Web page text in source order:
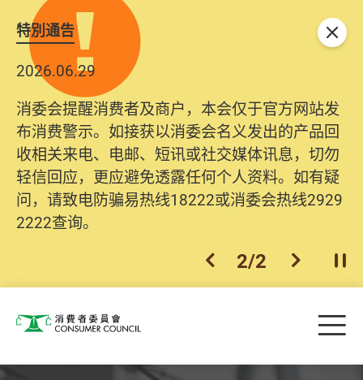
特別通告
2026.06.29
消委会提醒消费者及商户，本会仅于官方网站发
布消费警示。如接获以消委会名义发出的产品回
收相关来电、电邮、短讯或社交媒体讯息，切勿
轻信回应，更应避免透露任何个人资料。如有疑
问，请致电防骗易热线18222或消委会热线2929
2222查询。
2025.10.31
为提升使用者体验及网络安全，本会的投诉处理
系统已经进行升级及推出新功能。由2025年11月
10日起，消费者需要提供基本联络资料（包括姓
名、电邮及电话）注册帐户，才可提交投诉、查
询及建议。所有提交纪录将清晰整合于帐户中，
方便日后作出跟进。
上一个
2/2 下一个开
关闭
消费者委员会 目